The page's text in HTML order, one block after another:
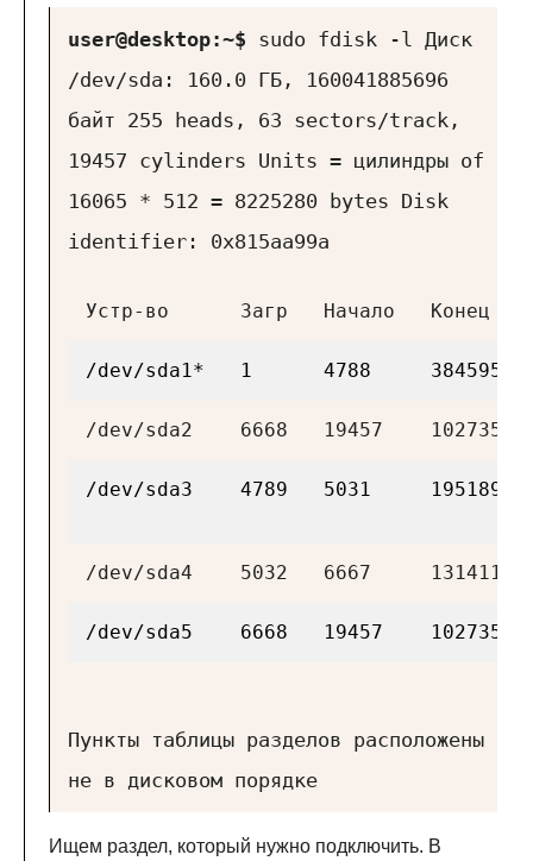
user@desktop:~$ sudo fdisk -l Диск
/dev/sda: 160.0 ГБ, 160041885696
байт 255 heads, 63 sectors/track,
19457 cylinders Units = цилиндры of
16065 * 512 = 8225280 bytes Disk
identifier: 0x815aa99a
Устр-во Загр Начало Конец
/dev/sda1* 1 4788
/dev/sda2 6668 19457
/dev/sda3 4789 5031 1951897+
/dev/sda4 5032 6667 13141170
/dev/sda5 6668 19457
Пункты таблицы разделов расположены
не в дисковом порядке
Ищем раздел, который нужно подключить. В